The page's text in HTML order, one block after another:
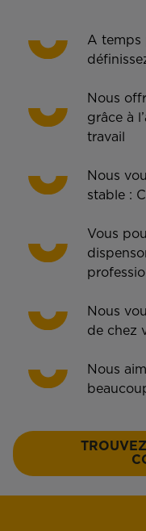
A temps
Nous
grâce à
travail
Nous
stable :
Vous
Nous
de chez
Nous